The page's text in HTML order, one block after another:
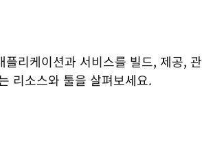
플리케이션과 서비스를 빌드, 제공, 관
리소스와 툴을 살펴보세요.